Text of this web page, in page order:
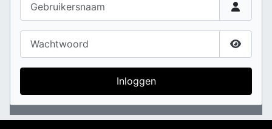
Wachtwoord
Toon
Inloggen